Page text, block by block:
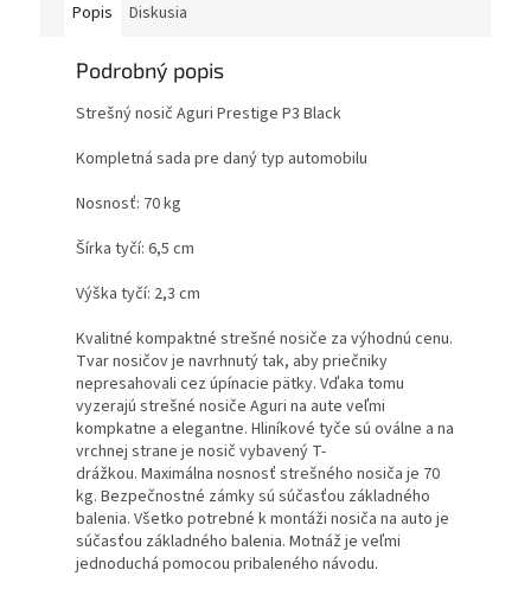
Popis Diskusia
Podrobný popis
Strešný nosič Aguri Prestige P3 Black
Kompletná sada pre daný typ automobilu
Nosnosť: 70 kg
Šírka tyčí: 6,5 cm
Výška tyčí: 2,3 cm
Kvalitné kompaktné strešné nosiče za výhodnú cenu.
Tvar nosičov je navrhnutý tak, aby priečniky
nepresahovali cez úpínacie pätky. Vďaka tomu
vyzerajú strešné nosiče Aguri na aute veľmi
kompkatne a elegantne. Hliníkové tyče sú oválne a na
vrchnej strane je nosič vybavený T-
drážkou. Maximálna nosnosť strešného nosiča je 70
kg. Bezpečnostné zámky sú súčasťou základného
balenia. Všetko potrebné k montáži nosiča na auto je
súčasťou základného balenia. Motnáž je veľmi
jednoduchá pomocou pribaleného návodu.